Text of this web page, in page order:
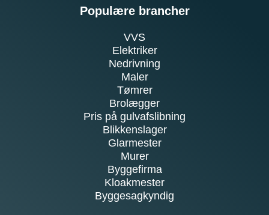
Populære brancher
VVS
Elektriker
Nedrivning
Maler
Tømrer
Brolægger
Pris på gulvafslibning
Blikkenslager
Glarmester
Murer
Byggefirma
Kloakmester
Byggesagkyndig